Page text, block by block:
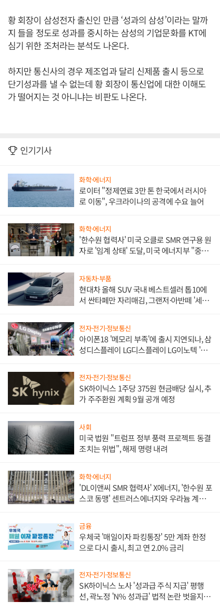
황 회장이 삼성전자 출신인 만큼 ‘성과의 삼성’이라는 말까
지 들을 정도로 성과를 중시하는 삼성의 기업문화를 KT에
심기 위한 조처라는 분석도 나온다.
하지만 통신사의 경우 제조업과 달리 신제품 출시 등으로
단기성과를 낼 수 없는데 황 회장이 통신업에 대한 이해도
가 떨어지는 것 아니냐는 비판도 나온다.
인기기사
화학·에너지
로이터 "정제연료 3만 톤 한국에서 러시아
로 이동", 우크라이나의 공격에 수요 늘어
화학·에너지
'한수원 협력사' 미국 오클로 SMR 연구용 원
자로 '임계 상태' 도달, 미국 에너지부 "중요
자동차·부품
현대차 올해 SUV 국내 베스트셀러 톱10에
서 싼타페만 자리매김, 그랜저·아반떼 '세단
전자·전기·정보통신
아이폰18 '메모리 부족'에 출시 지연되나, 삼
성디스플레이 LG디스플레이 LG이노텍 '탈
전자·전기·정보통신
SK하이닉스 1주당 375원 현금배당 실시, 추
가 주주환원 계획 9월 공개 예정
사회
미국 법원 "트럼프 정부 풍력 프로젝트 동결
조치는 위법", 해제 명령 내려
화학·에너지
'DL이앤씨 SMR 협력사' X에너지, '한수원 포
스코 동맹' 센트러스에너지와 우라늄 계약
금융
우체국 '매일이자 파킹통장' 5만 계좌 한정
으로 다시 출시, 최고 연 2.0% 금리
전자·전기·정보통신
SK하이닉스 노사 '성과급 주식 지급' 평행
선, 곽노정 'N% 성과급' 법적 논란 벗을지 주